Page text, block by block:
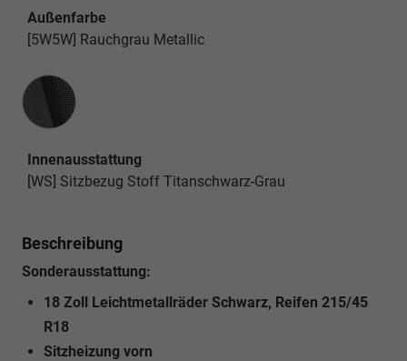
Außenfarbe
[5W5W] Rauchgrau Metallic
Innenausstattung
Innenausstattung
[WS] Sitzbezug Stoff Titanschwarz-Grau
Beschreibung
Sonderausstattung:
18 Zoll Leichtmetallräder Schwarz, Reifen 215/45
R18
Sitzheizung vorn